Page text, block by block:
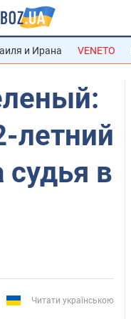
и Ирана VENETO
летний
судья в
Читати українською